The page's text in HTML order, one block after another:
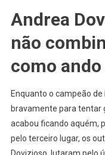
Andrea
não
como ando
Enquanto o campeão de
bravamente para tentar
acabou ficando aquém,
pelo terceiro lugar, os